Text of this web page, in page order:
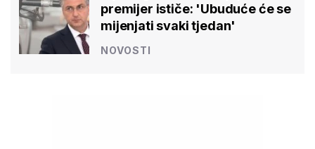
premijer ističe: 'Ubuduće će se
mijenjati svaki tjedan'
NOVOSTI